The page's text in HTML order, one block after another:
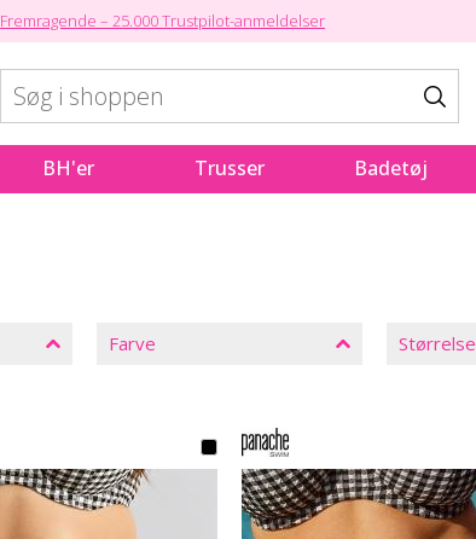
Fremragende – 25.000 Trustpilot-anmeldelser
BH'er Trusser Badetøj
Farve Størrelse